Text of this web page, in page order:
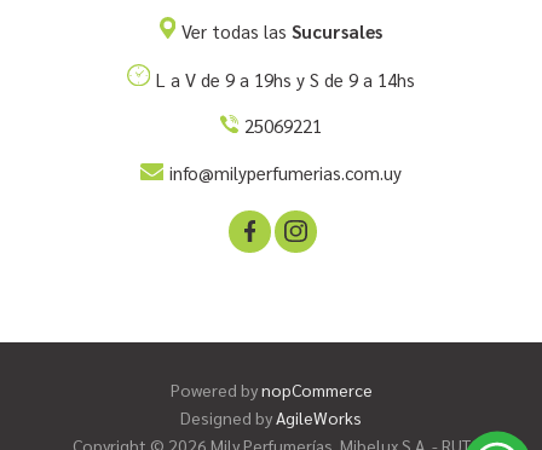
Ver todas las Sucursales
L a V de 9 a 19hs y S de 9 a 14hs
25069221
info@milyperfumerias.com.uy
Powered bynopCommerce
Designed byAgileWorks
Copyright © 2026 Mily Perfumerías. Mibelux S.A. - RUT